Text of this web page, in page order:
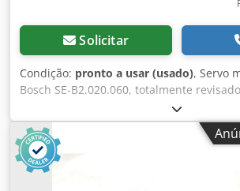
Solicitar
Condição: pronto a usar (usado), Servo
Bosch SE-B2.020.060, totalmente
profissionalmente com garantia de 12
funcional, escopo de entrega conforme
de vendas acordados não se aplicam a
favor, pergunte o preço separadamente!
Am Towa